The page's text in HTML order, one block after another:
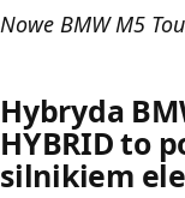
Nowe BMW M5
Hybryda
HYBRID to
silnikiem